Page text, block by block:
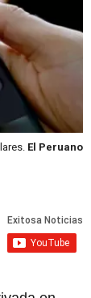
El Peruano